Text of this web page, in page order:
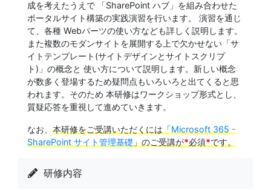
成を考えたうえで 「SharePoint ハブ」を組み合わせた
ポータルサイト構築の実践演習を行います。 演習を通じ
て、各種 Webパーツの使い方なども詳しく説明します。
また複数のモダンサイトを展開する上で欠かせない「サ
イトテンプレート(サイトデザインとサイトスクリプ
ト)」の概念と 使い方について説明します。新しい概念
が数多く登場するため疑問点もいろいろと出てくると思
われます。そのため 本研修はワークショップ形式とし、
質疑応答を重視して進めていきます。
なお、 本研修をご受講いただくには「Microsoft 365 -
SharePoint サイト管理基礎 」のご受講が*必須*です。
研修内容